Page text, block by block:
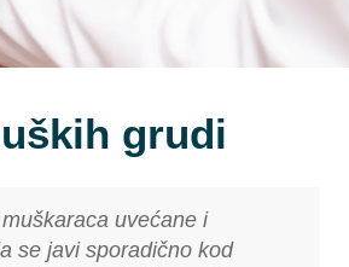
grudi
uvećane i
se javi sporadično kod